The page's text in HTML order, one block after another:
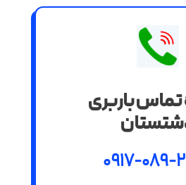
باربری
0917-089-